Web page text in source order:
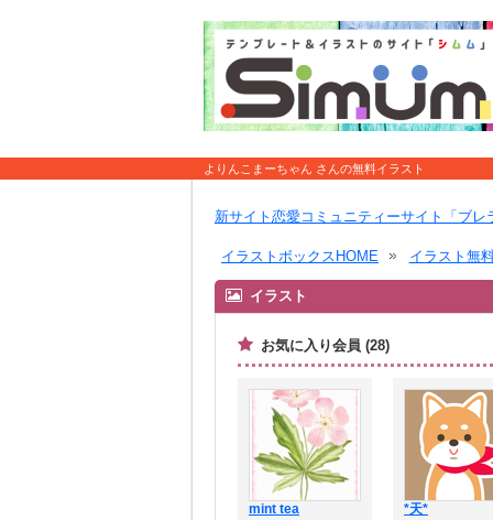
よりんこまーちゃん さんの無料イラスト
新サイト恋愛コミュニティーサイト「ブレ
イラストボックスHOME イラスト無
イラスト
お気に入り会員 (28)
mint tea *天*